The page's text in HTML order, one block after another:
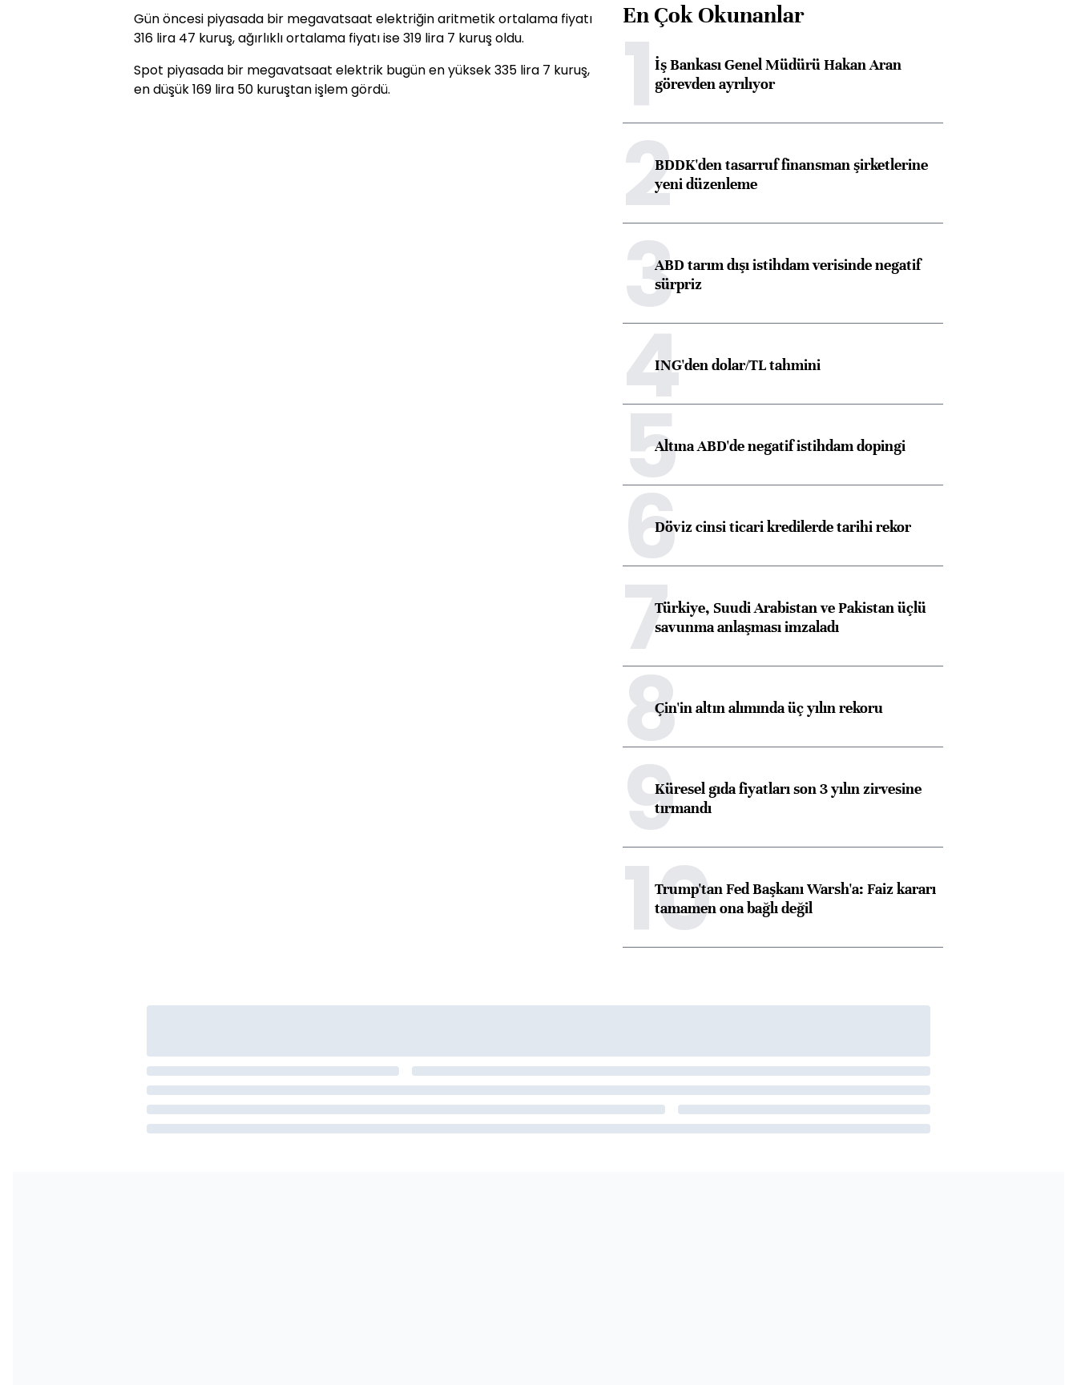
Gün öncesi piyasada bir megavatsaat elektriğin aritmetik ortalama fiyatı
316 lira 47 kuruş, ağırlıklı ortalama fiyatı ise 319 lira 7 kuruş oldu.
Spot piyasada bir megavatsaat elektrik bugün en yüksek 335 lira 7 kuruş,
en düşük 169 lira 50 kuruştan işlem gördü.
En Çok Okunanlar
1İş Bankası Genel Müdürü Hakan Aran
görevden ayrılıyor
2BDDK'den tasarruf finansman şirketlerine
yeni düzenleme
3ABD tarım dışı istihdam verisinde negatif
sürpriz
4ING'den dolar/TL tahmini
5Altına ABD'de negatif istihdam dopingi
6Döviz cinsi ticari kredilerde tarihi rekor
7Türkiye, Suudi Arabistan ve Pakistan üçlü
savunma anlaşması imzaladı
8Çin'in altın alımında üç yılın rekoru
9Küresel gıda fiyatları son 3 yılın zirvesine
tırmandı
10
Trump'tan Fed Başkanı Warsh'a: Faiz kararı
tamamen ona bağlı değil